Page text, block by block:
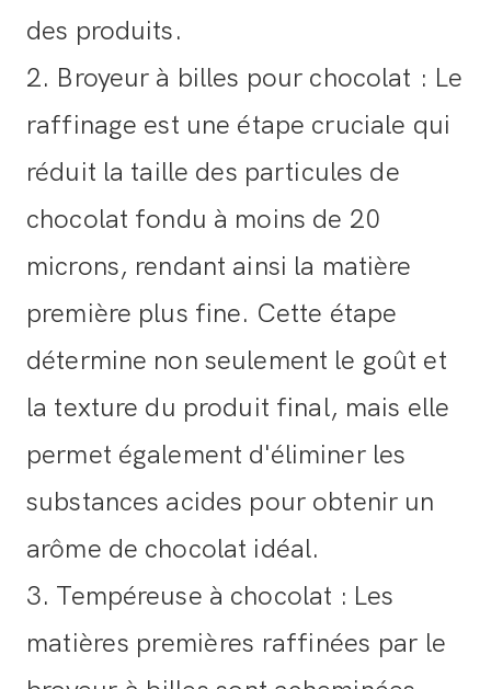
des produits.
2. Broyeur à billes pour chocolat : Le
raffinage est une étape cruciale qui
réduit la taille des particules de
chocolat fondu à moins de 20
microns, rendant ainsi la matière
première plus fine. Cette étape
détermine non seulement le goût et
la texture du produit final, mais elle
permet également d'éliminer les
substances acides pour obtenir un
arôme de chocolat idéal.
3. Tempéreuse à chocolat : Les
matières premières raffinées par le